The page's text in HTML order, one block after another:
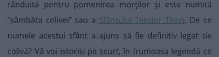
rânduită pentru pomenirea morților și este numită
”sâmbăta colivei” sau a Sfântului Teodor Tiron. De ce
numele acestui sfânt a ajuns să fie definitiv legat de
colivă? Vă voi istorisi pe scurt, în frumoasa legendă ce